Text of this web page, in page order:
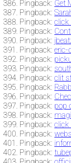
Pingback: Get
Pingback:
Pingback: click
Pingback:
Pingback:
Pingback: eric-
Pingback:
Pingback:
Pingback: clit
Pingback:
Pingback:
Pingback: pop
Pingback:
Pingback: click
Pingback:
Pingback:
Pingback: